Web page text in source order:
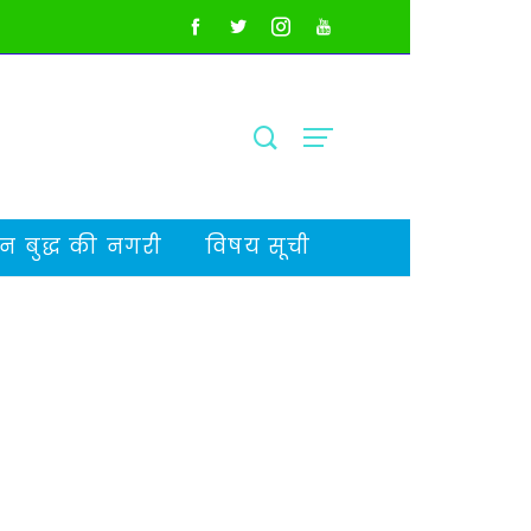
बुद्ध की नगरी विषय सूची